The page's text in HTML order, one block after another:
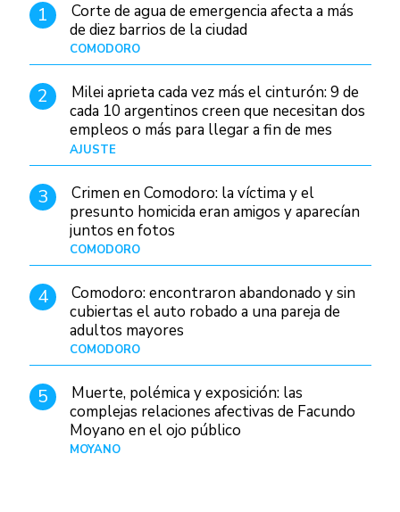
1
Corte de agua de emergencia afecta a más
de diez barrios de la ciudad
COMODORO
2
Milei aprieta cada vez más el cinturón: 9 de
cada 10 argentinos creen que necesitan dos
empleos o más para llegar a fin de mes
AJUSTE
3
Crimen en Comodoro: la víctima y el
presunto homicida eran amigos y aparecían
juntos en fotos
COMODORO
4
Comodoro: encontraron abandonado y sin
cubiertas el auto robado a una pareja de
adultos mayores
COMODORO
5
Muerte, polémica y exposición: las
complejas relaciones afectivas de Facundo
Moyano en el ojo público
MOYANO